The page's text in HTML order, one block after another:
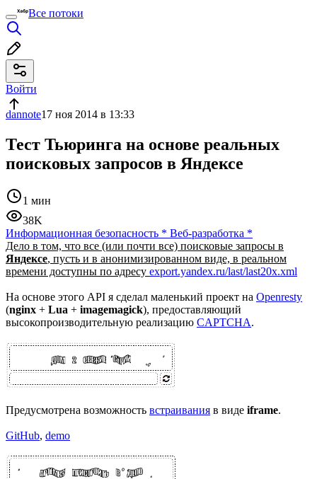
Все потоки
Войти
dannote17 ноя 2014 в 13:33
Тест Тьюринга на основе реальных
поисковых запросов в Яндексе
1 мин
38K
Информационная безопасность * Веб-разработка *
Дело в том, что все (или почти все) поисковые запросы в
Яндексе, пусть и в анонимизированном виде, в реальном
времени доступны по адресу export.yandex.ru/last/last20x.xml
На основе этого API я сделал маленький проект на Openresty
(nginx + Lua + imagemagick), предоставляющий
высокопроизводительную реализацию CAPTCHA.
Предусмотрена возможность встраивания в виде iframe.
GitHub, demo